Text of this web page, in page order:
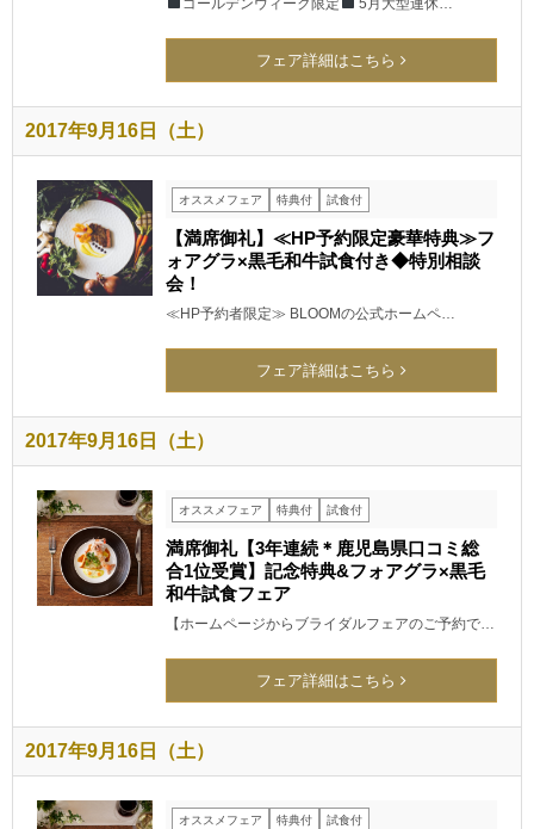
ゴールデンウィーク限定 5月大型連休…
フェア詳細はこちら
2017年9月16日（土）
オススメフェア 特典付 試食付
【満席御礼】≪HP予約限定豪華特典≫フ
ォアグラ×黒毛和牛試食付き◆特別相談
会！
≪HP予約者限定≫ BLOOMの公式ホームペ…
フェア詳細はこちら
2017年9月16日（土）
オススメフェア 特典付 試食付
満席御礼【3年連続＊鹿児島県口コミ総
合1位受賞】記念特典&フォアグラ×黒毛
和牛試食フェア
【ホームページからブライダルフェアのご予約で…
フェア詳細はこちら
2017年9月16日（土）
オススメフェア 特典付 試食付